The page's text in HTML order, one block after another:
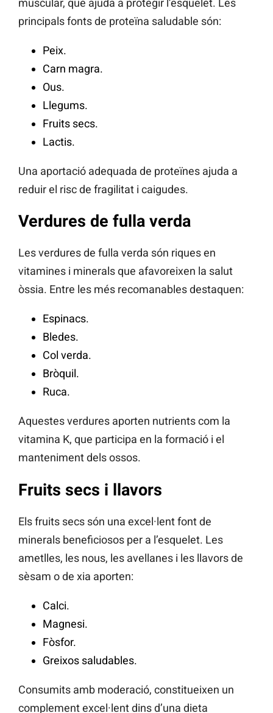
principals fonts de proteïna saludable són:
Peix.
Carn magra.
Ous.
Llegums.
Fruits secs.
Lactis.
Una aportació adequada de proteïnes ajuda a
reduir el risc de fragilitat i caigudes.
Verdures de fulla verda
Les verdures de fulla verda són riques en
vitamines i minerals que afavoreixen la salut
òssia. Entre les més recomanables destaquen:
Espinacs.
Bledes.
Col verda.
Bròquil.
Ruca.
Aquestes verdures aporten nutrients com la
vitamina K, que participa en la formació i el
manteniment dels ossos.
Fruits secs i llavors
Els fruits secs són una excel·lent font de
minerals beneficiosos per a l’esquelet. Les
ametlles, les nous, les avellanes i les llavors de
sèsam o de xia aporten:
Calci.
Magnesi.
Fòsfor.
Greixos saludables.
Consumits amb moderació, constitueixen un
complement excel·lent dins d’una dieta